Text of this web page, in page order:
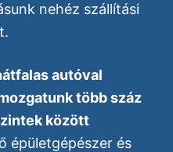
nehéz szállítási
autóval
több száz
között
épületgépészer és